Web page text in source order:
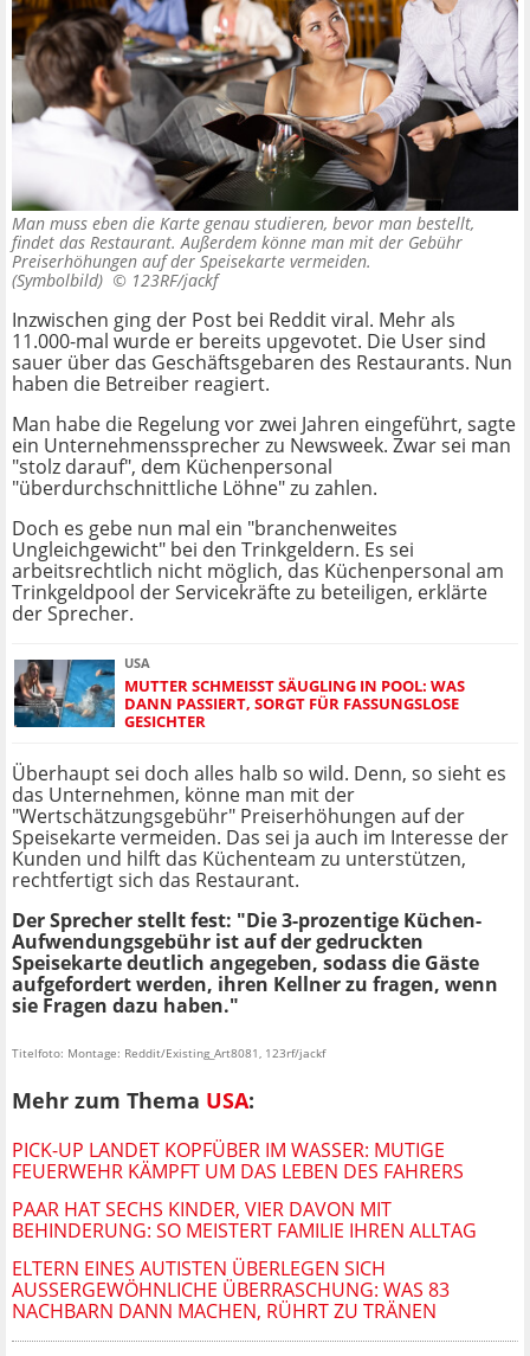
Man muss eben die Karte genau studieren, bevor man bestellt,
findet das Restaurant. Außerdem könne man mit der Gebühr
Preiserhöhungen auf der Speisekarte vermeiden.
(Symbolbild) © 123RF/jackf
Inzwischen ging der Post bei Reddit viral. Mehr als
11.000-mal wurde er bereits upgevotet. Die User sind
sauer über das Geschäftsgebaren des Restaurants. Nun
haben die Betreiber reagiert.
Man habe die Regelung vor zwei Jahren eingeführt, sagte
ein Unternehmenssprecher zu Newsweek. Zwar sei man
"stolz darauf", dem Küchenpersonal
"überdurchschnittliche Löhne" zu zahlen.
Doch es gebe nun mal ein "branchenweites
Ungleichgewicht" bei den Trinkgeldern. Es sei
arbeitsrechtlich nicht möglich, das Küchenpersonal am
Trinkgeldpool der Servicekräfte zu beteiligen, erklärte
der Sprecher.
USA
MUTTER SCHMEISST SÄUGLING IN POOL: WAS D
ANN PASSIERT, SORGT FÜR FASSUNGSLOSE G
ESICHTER
Überhaupt sei doch alles halb so wild. Denn, so sieht es
das Unternehmen, könne man mit der
"Wertschätzungsgebühr" Preiserhöhungen auf der
Speisekarte vermeiden. Das sei ja auch im Interesse der
Kunden und hilft das Küchenteam zu unterstützen,
rechtfertigt sich das Restaurant.
Der Sprecher stellt fest: "Die 3-prozentige Küchen-
Aufwendungsgebühr ist auf der gedruckten
Speisekarte deutlich angegeben, sodass die Gäste
aufgefordert werden, ihren Kellner zu fragen, wenn
sie Fragen dazu haben."
Titelfoto: Montage: Reddit/Existing_Art8081, 123rf/jackf
Mehr zum Thema USA:
PICK-UP LANDET KOPFÜBER IM WASSER: MUTIGE
FEUERWEHR KÄMPFT UM DAS LEBEN DES FAHRERS
PAAR HAT SECHS KINDER, VIER DAVON MIT
BEHINDERUNG: SO MEISTERT FAMILIE IHREN ALLTAG
ELTERN EINES AUTISTEN ÜBERLEGEN SICH
AUSSERGEWÖHNLICHE ÜBERRASCHUNG: WAS 83 N
ACHBARN DANN MACHEN, RÜHRT ZU TRÄNEN